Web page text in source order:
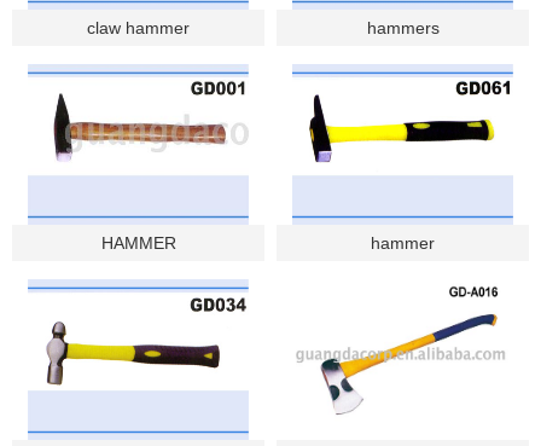
claw hammer hammers
HAMMER hammer